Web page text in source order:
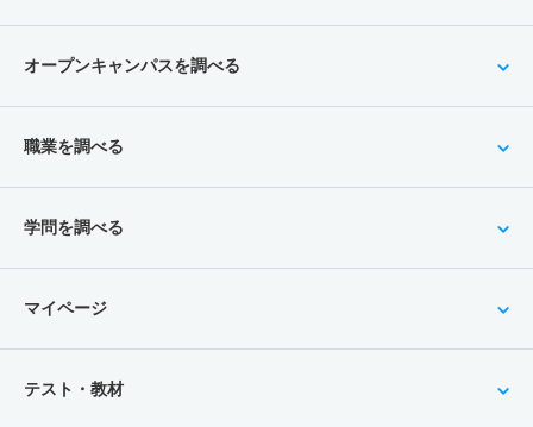
オープンキャンパスを調べる
職業を調べる
学問を調べる
マイページ
テスト・教材